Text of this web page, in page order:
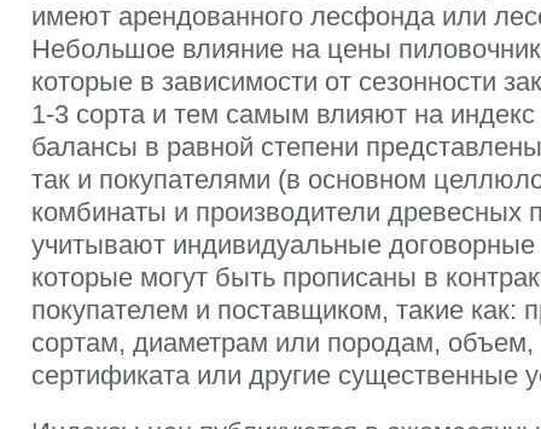
имеют арендованного лесфонда или
Небольшое влияние на цены
которые в зависимости от сезонности
1-3 сорта и тем самым влияют на
балансы в равной степени
так и покупателями (в основном
комбинаты и производители древесных
учитывают индивидуальные договорные
которые могут быть прописаны в
покупателем и поставщиком, такие как:
сортам, диаметрам или породам, объем,
сертификата или другие существенные